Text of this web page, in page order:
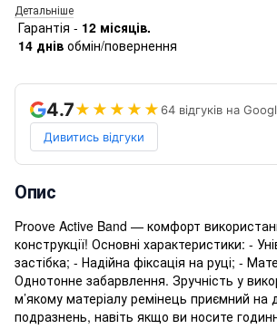
Детальніше
Гарантія - 12 місяців.
14 днів обмін/повернення
4.7★★★★★64 відгуків на
Дивитись відгуки
Опис
Proove Active Band — комфорт
конструкції! Основні характеристики: -
застібка; - Надійна фіксація на руці; -
Однотонне забарвлення. Зручність у
м’якому матеріалу ремінець приємний на
подразнень, навіть якщо ви носите